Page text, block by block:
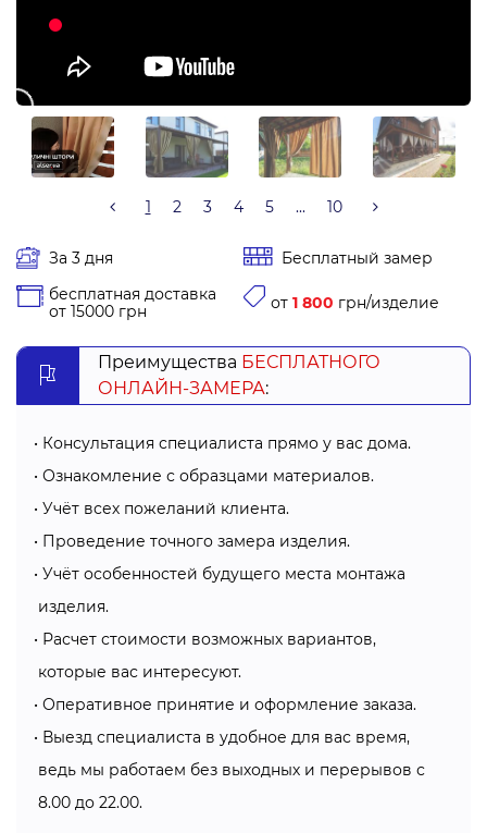
1 2 3 4 5 ... 10
За 3 дня
Бесплатный замер
бесплатная доставка
от 15000 грн
от 1 800 грн/изделие
Преимущества БЕСПЛАТНОГО
ОНЛАЙН-ЗАМЕРА:
Консультация специалиста прямо у вас дома.
Ознакомление с образцами материалов.
Учёт всех пожеланий клиента.
Проведение точного замера изделия.
Учёт особенностей будущего места монтажа
изделия.
Расчет стоимости возможных вариантов,
которые вас интересуют.
Оперативное принятие и оформление заказа.
Выезд специалиста в удобное для вас время,
ведь мы работаем без выходных и перерывов с
8.00 до 22.00.